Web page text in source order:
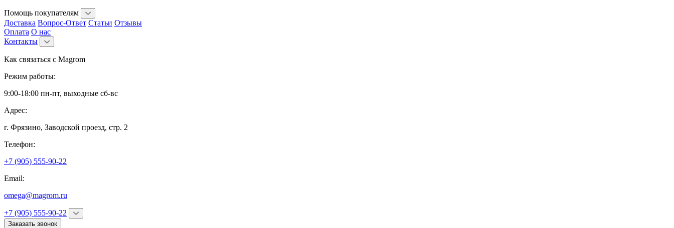
Помощь покупателям
Доставка Вопрос-Ответ Статьи Отзывы
Оплата О нас
Контакты
Как связаться с Magrom
Режим работы:
9:00-18:00 пн-пт, выходные сб-вс
Адрес:
г. Фрязино, Заводской проезд, стр. 2
Телефон:
+7 (905) 555-90-22
Email:
omega@magrom.ru
+7 (905) 555-90-22
Заказать звонок